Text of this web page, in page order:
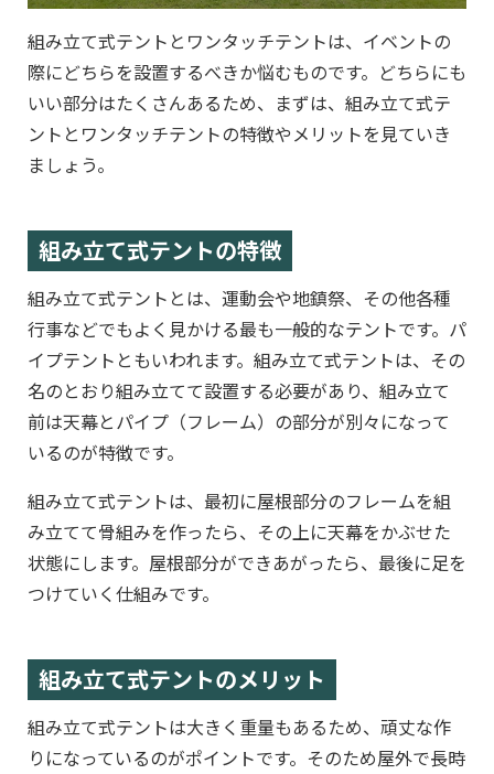
組み立て式テントとワンタッチテントは、イベントの
際にどちらを設置するべきか悩むものです。どちらにも
いい部分はたくさんあるため、まずは、組み立て式テ
ントとワンタッチテントの特徴やメリットを見ていき
ましょう。
組み立て式テントの特徴
組み立て式テントとは、運動会や地鎮祭、その他各種
行事などでもよく見かける最も一般的なテントです。パ
イプテントともいわれます。組み立て式テントは、その
名のとおり組み立てて設置する必要があり、組み立て
前は天幕とパイプ（フレーム）の部分が別々になって
いるのが特徴です。
組み立て式テントは、最初に屋根部分のフレームを組
み立てて骨組みを作ったら、その上に天幕をかぶせた
状態にします。屋根部分ができあがったら、最後に足を
つけていく仕組みです。
組み立て式テントのメリット
組み立て式テントは大きく重量もあるため、頑丈な作
りになっているのがポイントです。そのため屋外で長時